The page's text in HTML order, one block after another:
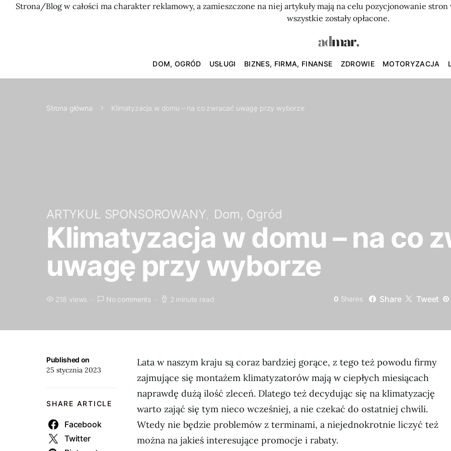
Strona/Blog w całości ma charakter reklamowy, a zamieszczone na niej artykuły mają na celu pozycjonowanie
wszystkie zostały opłacone.
DOM, OGRÓD USŁUGI BIZNES, FIRMA, FINANSE ZDROWIE MOTORYZACJA
Strona główna Klimatyzacja w domu – na co zwracać uwagę przy wyborze
ARTYKUŁ SPONSOROWANY Dom, Ogród
Klimatyzacja w domu – na co
uwagę przy wyborze
218 views No comments 2 minute read 0 Shares Share Tweet
Published on
25 stycznia 2023
SHARE ARTICLE
Facebook
Twitter
Lata w naszym kraju są coraz bardziej gorące, z tego też powodu firmy
zajmujące się montażem klimatyzatorów mają w ciepłych miesiącach
naprawdę dużą ilość zleceń. Dlatego też decydując się na klimatyzację
warto zająć się tym nieco wcześniej, a nie czekać do ostatniej chwili.
Wtedy nie będzie problemów z terminami, a niejednokrotnie liczyć też
można na jakieś interesujące promocje i rabaty.